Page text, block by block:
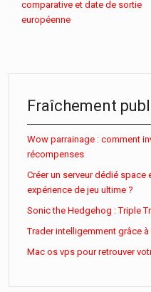
comparative et date de sortie
européenne
Fraîchement
Wow parrainage : comment
récompenses
Créer un serveur dédié space
expérience de jeu ultime ?
Sonic the Hedgehog : Triple
Trader intelligemment grâce
Mac os vps pour retrouver